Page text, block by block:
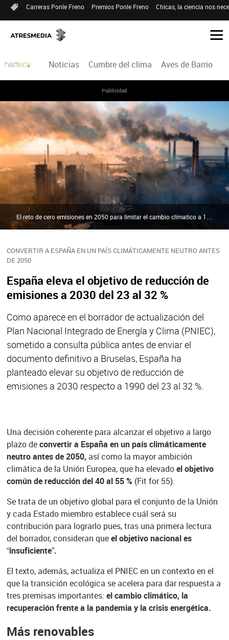
Carreras Ponle Freno Premios Ponle Freno Chicas, la ciencia nos
Noticias Cumbre del clima Aves de Barrio
Publicidad
CONVERTIR A ESPAÑA EN UN PAÍS CLIMÁTICAMENTE NEUTRO ANTES
DE 2050
España eleva el objetivo de reducción de
emisiones a 2030 del 23 al 32 %
Como aparece en el borrador de actualización del
Plan Nacional Integrado de Energía y Clima (PNIEC),
sometido a consulta pública antes de enviar el
documento definitivo a Bruselas, España ha
planteado elevar su objetivo de reducción de
emisiones a 2030 respecto a 1990 del 23 al 32 %.
Una decisión coherente para alcanzar el objetivo a largo
plazo deconvertir a España en un país climáticamente
neutro antes de 2050,así como la mayor ambición
climática de la Unión Europea, que ha elevadoel objetivo
común de reducción del 40 al 55 %(Fit for 55).
Se trata de un objetivo global para el conjunto de la Unión
y cada Estado miembro establece cuál será su
contribución para lograrlo pues, tras una primera lectura
del borrador, consideran queel objetivo nacional es
“insuficiente”.
El texto, además, actualiza el PNIEC en un contexto en el
que la transición ecológica se acelera para dar respuesta a
tres premisas importantes: el cambio climático, la
recuperación frente a la pandemia y la crisis energética.
Más renovables